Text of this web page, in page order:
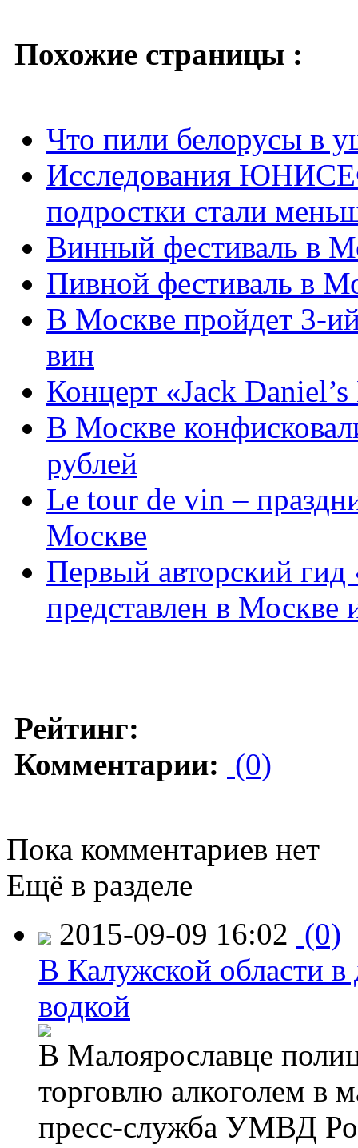
Похожие страницы :
Что пили белорусы в
Исследования
подростки стали
Винный фестиваль в
Пивной фестиваль в
В Москве пройдет 3-
вин
Концерт «Jack
В Москве
рублей
Le tour de vin –
Москве
Первый авторский гид
представлен в Москве
Рейтинг:
Комментарии: (0)
Пока комментариев нет
Ещё в разделе
2015-09-09 16:02 (0)
В Калужской области в
водкой
В Малоярославце
торговлю алкоголем в
пресс-служба УМВД